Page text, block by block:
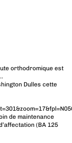
orthodromique est
Dulles cette
de maintenance
(BA 125